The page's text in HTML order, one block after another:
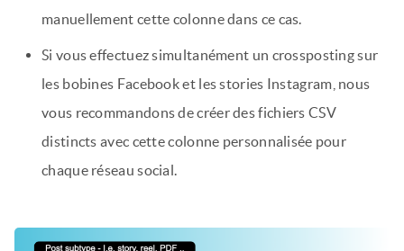
manuellement cette colonne dans ce cas.
Si vous effectuez simultanément un crossposting sur
les bobines Facebook et les stories Instagram, nous
vous recommandons de créer des fichiers CSV
distincts avec cette colonne personnalisée pour
chaque réseau social.